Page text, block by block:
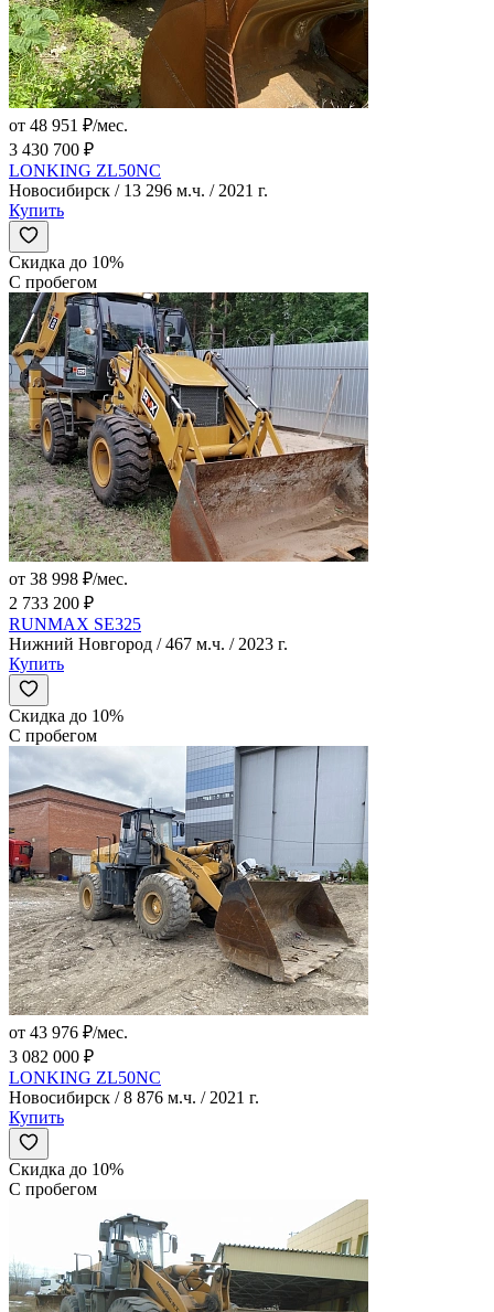
от 48 951 ₽/мес.
3 430 700 ₽
LONKING ZL50NC
Новосибирск / 13 296 м.ч. / 2021 г.
Купить
Скидка до 10%
С пробегом
от 38 998 ₽/мес.
2 733 200 ₽
RUNMAX SE325
Нижний Новгород / 467 м.ч. / 2023 г.
Купить
Скидка до 10%
С пробегом
от 43 976 ₽/мес.
3 082 000 ₽
LONKING ZL50NC
Новосибирск / 8 876 м.ч. / 2021 г.
Купить
Скидка до 10%
С пробегом